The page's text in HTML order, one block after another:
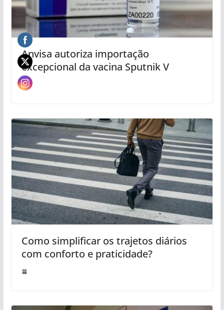
Anvisa autoriza importação
excepcional da vacina Sputnik V
Como simplificar os trajetos diários
com conforto e praticidade?